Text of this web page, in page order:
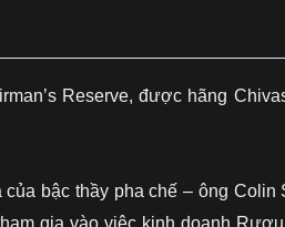
Reserve, được hãng
bậc thầy pha chế – ông Colin
gia vào việc kinh doanh